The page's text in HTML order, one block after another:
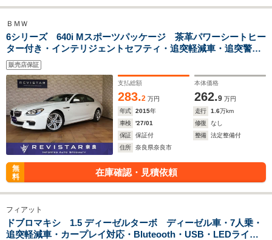
ＢＭＷ
6シリーズ 640i Mスポーツパッケージ 茶革パワーシートヒー
ター付き・インテリジェントセフティ・追突軽減車・追突警
告・車線逸脱警告・コンフォートアクセス・ドライビングモー
ド・ナビTV・Bluteooth・USB・DVD・CD・バックカメラ・
コーナーセンサー
販売店保証
支払総額
283.2 万円
本体価格
262.9 万円
年式
2015年 走行 1.6万km
車検
'27/01 修復
なし
保証
保証付 整備
法定整備付
住所
奈良県奈良市
無
料
在庫確認・見積依頼
フィアット
ドブロマキシ 1.5 ディーゼルターボ ディーゼル車・7人乗・
追突軽減車・カープレイ対応・Bluteooth・USB・LEDライ